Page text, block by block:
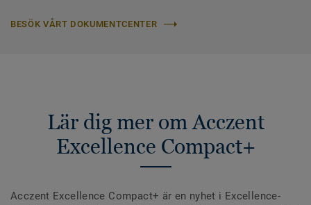
BESÖK VÅRT DOKUMENTCENTER
Lär dig mer om Acczent
Excellence Compact+
Acczent Excellence Compact+ är en nyhet i Excellence-